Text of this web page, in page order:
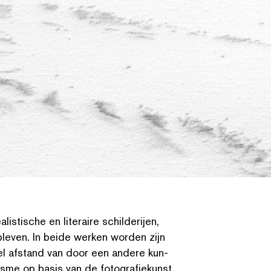
en literaire schilder­i­jen,
In beide werken worden zijn
afstand van door een andere kun­